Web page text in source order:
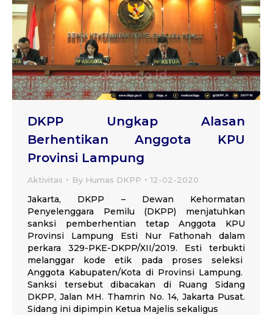
DKPP Ungkap Alasan
Berhentikan Anggota KPU
Provinsi Lampung
Aktivitas By Humas DKPP 12-02-2020
Jakarta, DKPP – Dewan Kehormatan
Penyelenggara Pemilu (DKPP) menjatuhkan
sanksi pemberhentian tetap Anggota KPU
Provinsi Lampung Esti Nur Fathonah dalam
perkara 329-PKE-DKPP/XII/2019. Esti terbukti
melanggar kode etik pada proses seleksi
Anggota Kabupaten/Kota di Provinsi Lampung.
Sanksi tersebut dibacakan di Ruang Sidang
DKPP, Jalan MH. Thamrin No. 14, Jakarta Pusat.
Sidang ini dipimpin Ketua Majelis sekaligus